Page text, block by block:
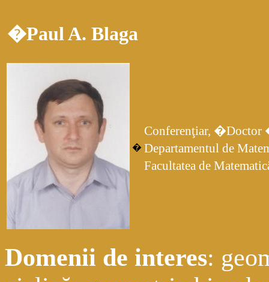
�Paul A. Blaga
�
Conferenţiar, �Doctor
Departamentul de
Facultatea de
Domenii de interes: